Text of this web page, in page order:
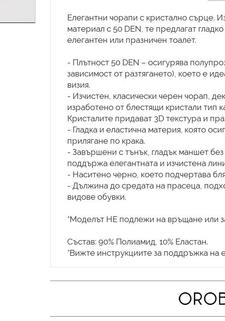
Елегантни чорапи с кристално сърце.
материал с 50 DEN, те предлагат
елегантен или празничен тоалет.
- Плътност 50 DEN – осигурява
зависимост от разтягането), което е
визия.
- Изчистен, класически черен чорап,
изработено от блестящи кристали тип
Кристалите придават 3D текстура и
- Гладка и еластична материя, която
прилягане по крака.
- Завършени с тънък, гладък маншет
поддържа елегантната и изчистена
- Наситено черно, което подчертава
- Дължина до средата на прасеца,
видове обувки.
*Моделът НЕ подлежи на връщане или
Състав: 90% Полиамид, 10% Еластан.